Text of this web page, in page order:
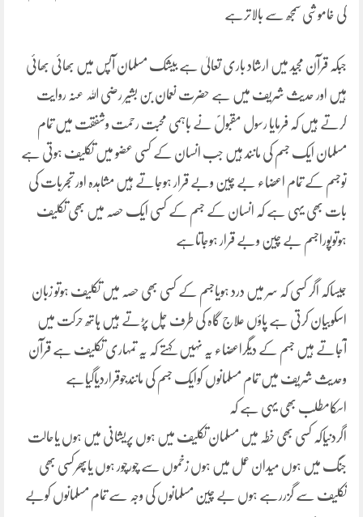
کی خاموشی سمجھ سے بالاترہے
جبکہ قرآن مجید میں ارشاد باری تعالیٰ ہے بیشک مسلمان آپس میں بھائی بھائی
ہیں اور حدیث شریف میں ہے حضرت نعمان بن بشیر رضی اللہ عنہ روایت
کرتے ہیں کہ فرمایا رسول مقبولؐ نے باہمی محبت رحمت وشفقت میں تمام
مسلمان ایک جسم کی مانند ہیں جب انسان کے کسی عضو میں تکلیف ہوتی ہے
توجسم کے تمام اعضاء بے چین وبے قرار ہوجاتے ہیں مشاہدہ اور تجربات کی
بات بھی یہی ہے کہ انسان کے جسم کے کسی ایک حصہ میں بھی تکلیف
ہوتوپوراجسم بے چین وبے قرار ہوجاتاہے
جیساکہ اگر کسی کہ سر میں درد ہویاجسم کے کسی بھی حصہ میں تکلیف ہوتو زبان
اسکوبیان کرتی ہے پاؤں علاج گاہ کی طرف چل پڑتے ہیں ہاتھ حرکت میں
آجاتے ہیں جسم کے دیگراعضاء یہ نہیں کہتے کہ یہ تمہاری تکلیف ہے قرآن
وحدیث شریف میں تمام مسلمانوں کوایک جسم کی مانندجوقراردیاگیاہے
اسکامطلب بھی یہی ہے کہ
اگردنیاکہ کسی بھی خطہ میں مسلمان تکلیف میں ہوں پریشانی میں ہوں یاحالت
جنگ میں ہوں میدان عمل میں ہوں زخموں سے چورچور ہوں یاپھرکسی بھی
تکلیف سے گزررہے ہوں بے چین مسلمانوں کی وجہ سے تمام مسلمانوں کوبے